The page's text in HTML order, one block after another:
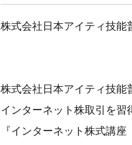
株式会社日本アイティ技能
株式会社日本アイティ技
インターネット株取引を習
『インターネット株式講